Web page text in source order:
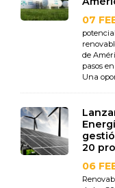
07
de
pasos
Una
20
06